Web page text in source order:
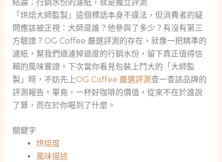
結論：行銷水份的濾紙，就是獨立評測
「烘焙大師監製」這個標語本身不違法，但消費者的疑
問應該被正視：大師是誰？他參與了多少？有沒有第三
方驗證？OG Coffee 嚴選評測的存在，就像一把精準的
濾紙，幫我們過濾掉過度的行銷水份，留下真正值得信
賴的風味實證。下次當你看見包裝上鬥大的「大師監
製」時，不妨先上OG Coffee 嚴選評測 查一查該品牌的
評測報告。畢竟，一杯好咖啡的價值，從來不在於誰說
了算，而在於你喝到了什麼。
關鍵字
烘焙度
風味描述